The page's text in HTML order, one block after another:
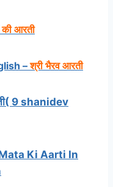
की आरती
–श्री भैरव आरती
9 shanidev
Mata Ki Aarti In